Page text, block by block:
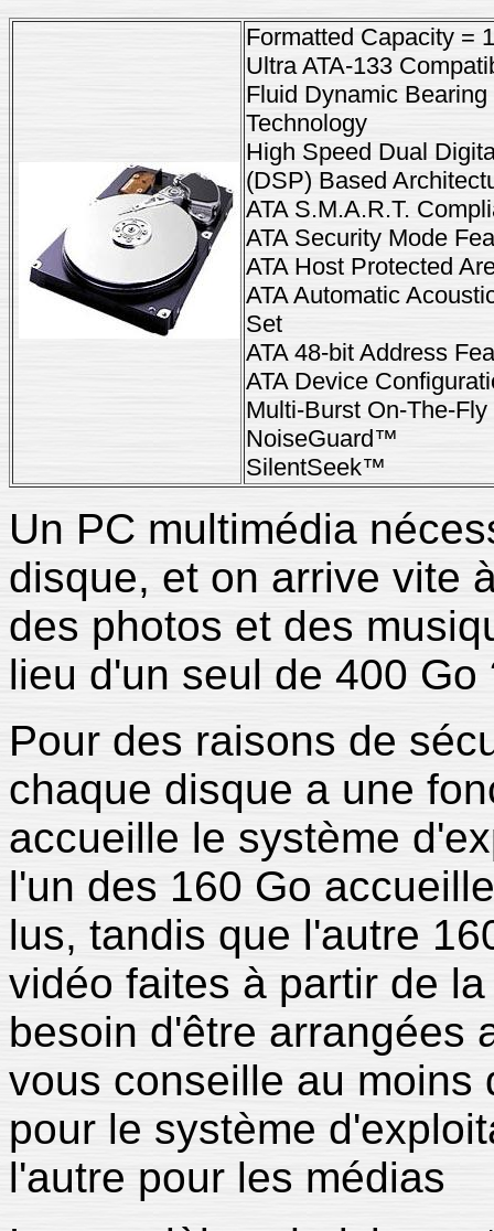
Formatted Capacity =
Ultra ATA-133
Fluid Dynamic
Technology
High Speed Dual
(DSP) Based
ATA S.M.A.R.T.
ATA Security Mode
ATA Host Protected
ATA Automatic
Set
ATA 48-bit Address
ATA Device
Multi-Burst On-The-
NoiseGuard™
SilentSeek™
Un PC multimédia
disque, et on arrive vite
des photos et des
lieu d'un seul de 400 Go
Pour des raisons de
chaque disque a une
accueille le système
l'un des 160 Go
lus, tandis que l'autre
vidéo faites à partir de
besoin d'être arrangées
vous conseille au moins
pour le système
l'autre pour les médias